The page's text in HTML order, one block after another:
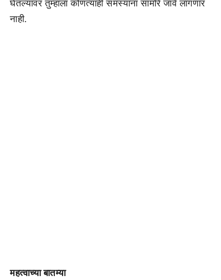
घेतल्यावर तुम्हाला कोणत्याही समस्यांना सामोरे जावे लागणार
नाही.
महत्वाच्या बातम्या